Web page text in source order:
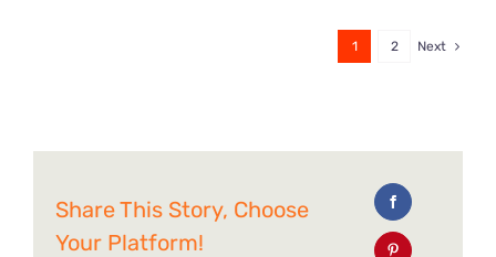
1 2 Next
Share This Story, Choose
Your Platform!